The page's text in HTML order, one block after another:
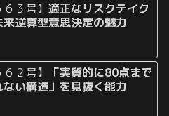
６３号】適正なリスクテイク
来逆算型意思決定の魅力
６２号】
「実質的に80点まで
ない構造」を見抜く能力